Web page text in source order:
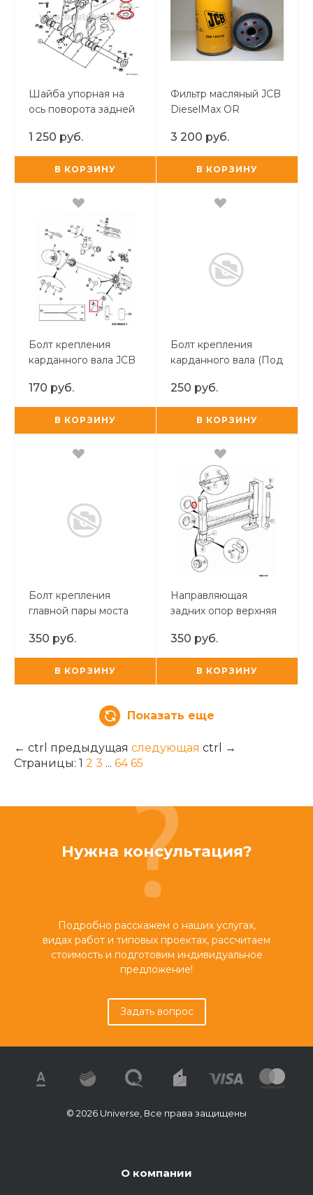
Шайба упорная на
ось поворота задней
1 250 руб.
В КОРЗИНУ
Фильтр масляный JCB
DieselMax OR
3 200 руб.
В КОРЗИНУ
Болт крепления
карданного вала JCB
170 руб.
В КОРЗИНУ
Болт крепления
карданного вала (Под
внутрений)
250 руб.
В КОРЗИНУ
Болт крепления
главной пары моста
350 руб.
В КОРЗИНУ
Направляющая
задних опор верхняя
Digger
350 руб.
В КОРЗИНУ
Показать еще
← ctrl предыдущая следующая ctrl
→
Страницы: 1 2 3 ... 64 65
Нужна консультация?
Подробно расскажем о наших услугах,
видах работ и типовых проектах, рассчитаем
стоимость и подготовим индивидуальное
предложение!
Задать вопрос
© 2026 Universe, Все права защищены
О компании